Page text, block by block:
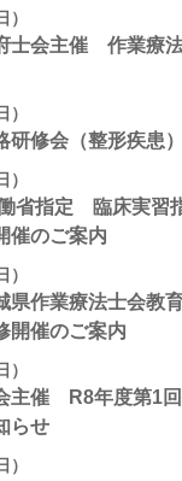
士会主催 作業療
研修会（整形疾患
省指定 臨床実習
催のご案内
県作業療法士会教
開催のご案内
主催 R8年度第1
らせ